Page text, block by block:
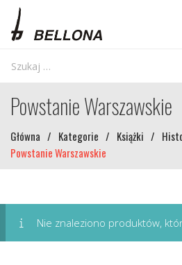
Powstanie Warszawskie
Główna / Kategorie / Książki /
Powstanie Warszawskie
Nie znaleziono produktów,